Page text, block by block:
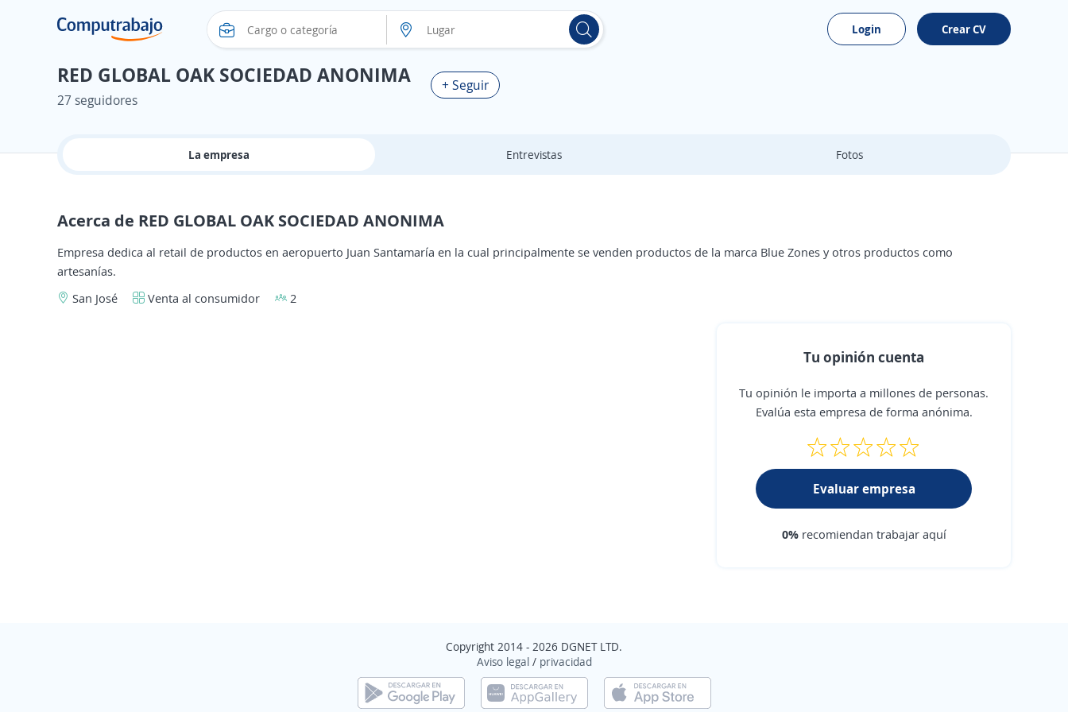
Login Crear CV
RED GLOBAL OAK SOCIEDAD ANONIMA
27 seguidores
+ Seguir
La empresa Entrevistas Fotos
Acerca de RED GLOBAL OAK SOCIEDAD ANONIMA
Empresa dedica al retail de productos en aeropuerto Juan Santamaría en la cual principalmente se venden productos de la marca Blue Zones y otros productos como
artesanías.
San José
Venta al consumidor 2
Tu opinión cuenta
Tu opinión le importa a millones de personas.
Evalúa esta empresa de forma anónima.
Evaluar empresa
0%recomiendan trabajar aquí
Copyright 2014 - 2026 DGNET LTD.
Aviso legal/ privacidad